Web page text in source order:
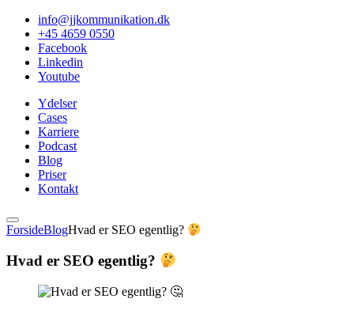
info@jjkommunikation.dk
+45 4659 0550
Facebook
Linkedin
Youtube
Ydelser
Cases
Karriere
Podcast
Blog
Priser
Kontakt
ForsideBlogHvad er SEO egentlig?
Hvad er SEO egentlig?